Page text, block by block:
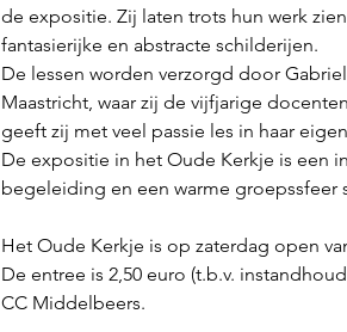
de expositie. Zij laten trots hun werk
fantasierijke en abstracte schilderijen.
De lessen worden verzorgd door
Maastricht, waar zij de vijfjarige
geeft zij met veel passie les in haar
De expositie in het Oude Kerkje is een
begeleiding en een warme groepssfeer
Het Oude Kerkje is op zaterdag open
De entree is 2,50 euro (t.b.v.
CC Middelbeers.